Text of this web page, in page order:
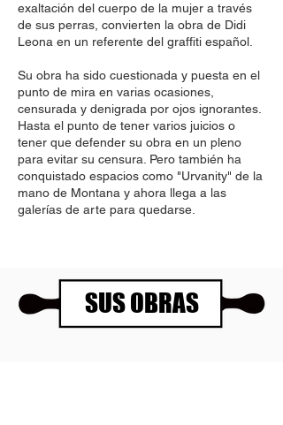
exaltación del cuerpo de la mujer a través
de sus perras, convierten la obra de Didi
Leona en un referente del graffiti español.
Su obra ha sido cuestionada y puesta en el
punto de mira en varias ocasiones,
censurada y denigrada por ojos ignorantes.
Hasta el punto de tener varios juicios o
tener que defender su obra en un pleno
para evitar su censura. Pero también ha
conquistado espacios como "Urvanity" de la
mano de Montana y ahora llega a las
galerías de arte para quedarse.
SUS OBRAS